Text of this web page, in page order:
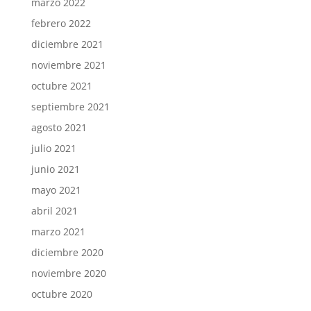
febrero 2022
diciembre 2021
noviembre 2021
octubre 2021
septiembre 2021
agosto 2021
julio 2021
junio 2021
mayo 2021
abril 2021
marzo 2021
diciembre 2020
noviembre 2020
octubre 2020